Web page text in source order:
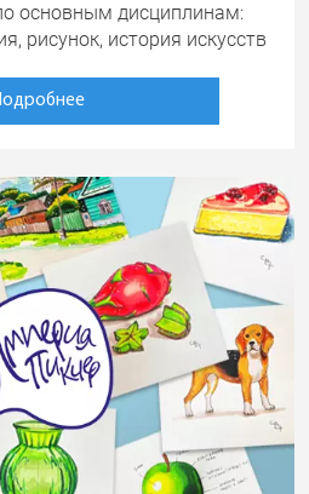
основным дисциплинам:
рисунок, история искусств